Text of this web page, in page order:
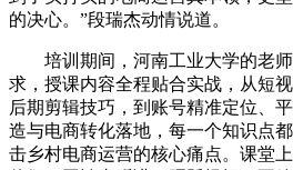
的决心。”段瑞杰动情说道。
培训期间，河南工业大学的老
求，授课内容全程贴合实战，从短
后期剪辑技巧，到账号精准定位、
造与电商转化落地，每一个知识点
击乡村电商运营的核心痛点。课堂